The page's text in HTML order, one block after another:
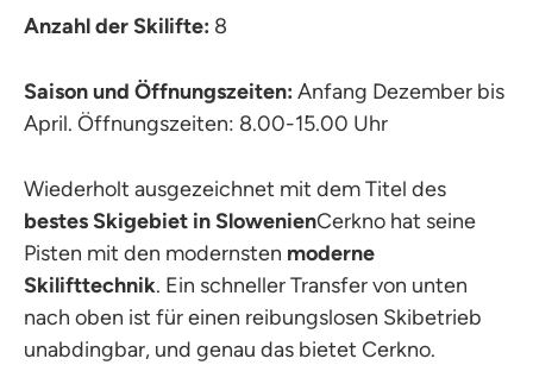
Anzahl der Skilifte: 8
Saison und Öffnungszeiten: Anfang Dezember bis
April. Öffnungszeiten: 8.00-15.00 Uhr
Wiederholt ausgezeichnet mit dem Titel des
bestes Skigebiet in SlowenienCerkno hat seine
Pisten mit den modernsten moderne
Skilifttechnik. Ein schneller Transfer von unten
nach oben ist für einen reibungslosen Skibetrieb
unabdingbar, und genau das bietet Cerkno.